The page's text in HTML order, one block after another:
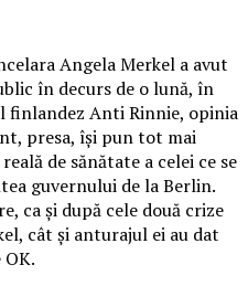
Angela Merkel a avut
în decurs de o lună, în
Anti Rinnie, opinia
presa, îşi pun tot mai
de sănătate a celei ce se
guvernului de la Berlin.
ca şi după cele două crize
cât şi anturajul ei au dat